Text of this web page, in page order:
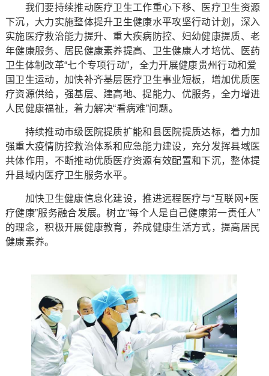
我们要持续推动医疗卫生工作重心下移、医疗卫生资源
下沉，大力实施整体提升卫生健康水平攻坚行动计划，深入
实施医疗救治能力提升、重大疾病防控、妇幼健康提质、老
年健康服务、居民健康素养提高、卫生健康人才培优、医药
卫生体制改革“七个专项行动”，全力开展健康贵州行动和爱
国卫生运动，加快补齐基层医疗卫生事业短板，增加优质医
疗资源供给，强基层、建高地、提能力、优服务，全力增进
人民健康福祉，着力解决“看病难”问题。
持续推动市级医院提质扩能和县医院提质达标，着力加
强重大疫情防控救治体系和应急能力建设，充分发挥县域医
共体作用，不断推动优质医疗资源有效配置和下沉，整体提
升县域内医疗卫生服务水平。
加快卫生健康信息化建设，推进远程医疗与“互联网+医
疗健康”服务融合发展。树立“每个人是自己健康第一责任人”
的理念，积极开展健康教育，养成健康生活方式，提高居民
健康素养。